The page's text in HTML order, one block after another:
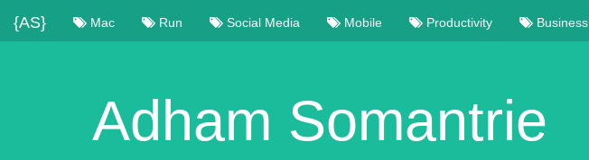
{AS} Mac Run Social Media Mobile Productivity Business
Adham Somantrie